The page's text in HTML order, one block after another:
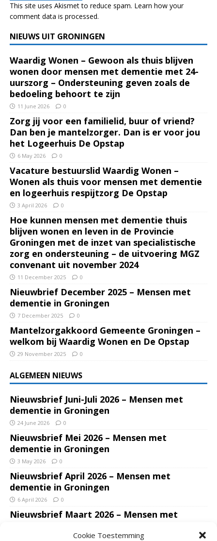
Cookie Toestemming
This site uses Akismet to reduce spam. Learn how your
comment data is processed.
NIEUWS UIT GRONINGEN
Waardig Wonen – Gewoon als thuis blijven
wonen door mensen met dementie met 24-
uurszorg – Ondersteuning geven zoals de
bedoeling behoort te zijn
11 June 2026 0
Zorg jij voor een familielid, buur of vriend?
Dan ben je mantelzorger. Dan is er voor jou
het Logeerhuis De Opstap
6 May 2026 0
Vacature bestuurslid Waardig Wonen –
Wonen als thuis voor mensen met dementie
en logeerhuis respijtzorg De Opstap
3 April 2026 0
Hoe kunnen mensen met dementie thuis
blijven wonen en leven in de Provincie
Groningen met de inzet van specialistische
zorg en ondersteuning – de uitvoering MGZ
convenant uit november 2024
11 December 2025 0
Nieuwbrief December 2025 – Mensen met
dementie in Groningen
7 December 2025 0
Mantelzorgakkoord Gemeente Groningen –
welkom bij Waardig Wonen en De Opstap
29 November 2025 0
ALGEMEEN NIEUWS
Nieuwsbrief Juni-Juli 2026 – Mensen met
dementie in Groningen
24 June 2026 0
Nieuwsbrief Mei 2026 – Mensen met
dementie in Groningen
3 May 2026 0
Nieuwsbrief April 2026 – Mensen met
dementie in Groningen
6 April 2026 0
Nieuwsbrief Maart 2026 – Mensen met